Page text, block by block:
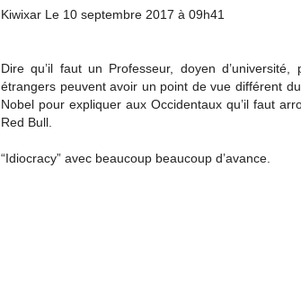
Kiwixar Le 10 septembre 2017 à 09h41
Dire qu’il faut un Professeur, doyen
étrangers peuvent avoir un point de vue différent
Nobel pour expliquer aux Occidentaux qu’il faut
Red Bull.
“Idiocracy” avec beaucoup beaucoup d’avance.